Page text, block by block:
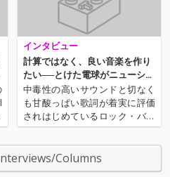
インタビュー
計算ではなく、良い音楽を作り
たい──とけた電球がニューシン
グルに込めたバンドとしての美
学
中毒性の高いサウンドと切なく
も甘酸っぱい歌詞が着実に評価
されはじめているロック・バン
ド、とけた電球が新曲「どうす
んの？」「灯」を2作同時リリ
ース。心に響く瑞々しい歌詞と
彼ららしいバンドサウンドの魅
Columns